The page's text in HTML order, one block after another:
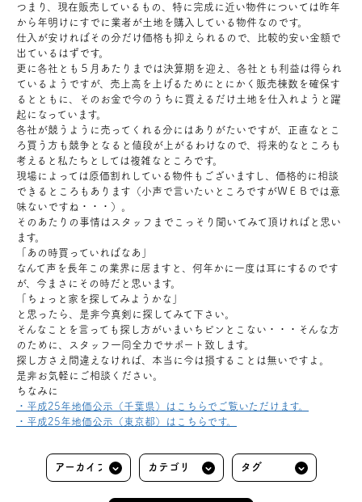
お電話
営業時間: AM9:30-PM8:00
定休: 水曜・第一火曜
船橋スタジオ
さいたまスタジオ 0120-757-221
公式アカウント
つまり、現在販売しているもの、特に完成に近い物件については昨年
から年明けにすでに業者が土地を購入している物件なのです。
仕入が安ければその分だけ価格も抑えられるので、比較的安い金額で
出ているはずです。
更に各社とも５月あたりまでは決算期を迎え、各社とも利益は得られ
ているようですが、売上高を上げるためにとにかく販売棟数を確保す
るとともに、そのお金で今のうちに買えるだけ土地を仕入れようと躍
起になっています。
各社が競うように売ってくれる分にはありがたいですが、正直なとこ
ろ買う方も競争となると値段が上がるわけなので、将来的なところも
考えると私たちとしては複雑なところです。
現場によっては原価割れしている物件もございますし、価格的に相談
できるところもあります（小声で言いたいところですがＷＥＢでは意
味ないですね・・・）。
そのあたりの事情はスタッフまでこっそり聞いてみて頂ければと思い
ます。
「あの時買っていればなあ」
なんて声を長年この業界に居ますと、何年かに一度は耳にするのです
が、今まさにその時だと思います。
「ちょっと家を探してみようかな」
と思ったら、是非今真剣に探してみて下さい。
そんなことを言っても探し方がいまいちピンとこない・・・そんな方
のために、スタッフ一同全力でサポート致します。
探し方さえ間違えなければ、本当に今は損することは無いですよ。
是非お気軽にご相談ください。
ちなみに
・平成25年地価公示（千葉県）はこちらでご覧いただけます。
・平成25年地価公示（東京都）はこちらです。